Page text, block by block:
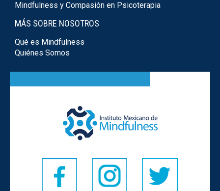
Mindfulness y Compasión en Psicoterapia
MÁS SOBRE NOSOTROS
Qué es Mindfulness
Quiénes Somos